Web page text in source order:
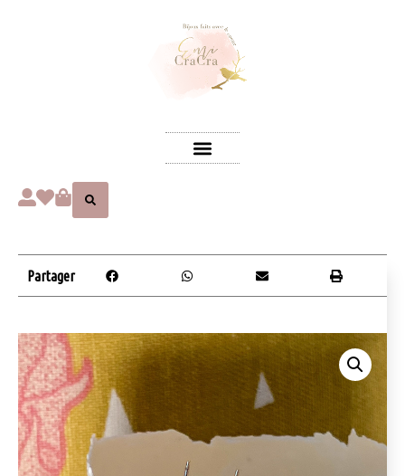
Partager